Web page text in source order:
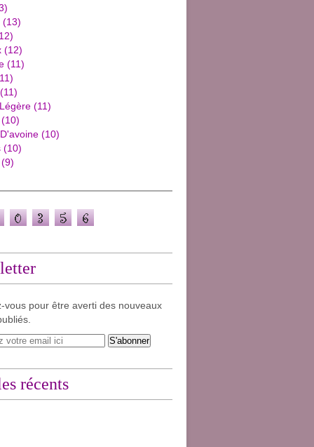
(13)
(12)
(11)
(11)
(11)
(10)
(10)
(10)
(9)
vous pour être averti des nouveaux
récents